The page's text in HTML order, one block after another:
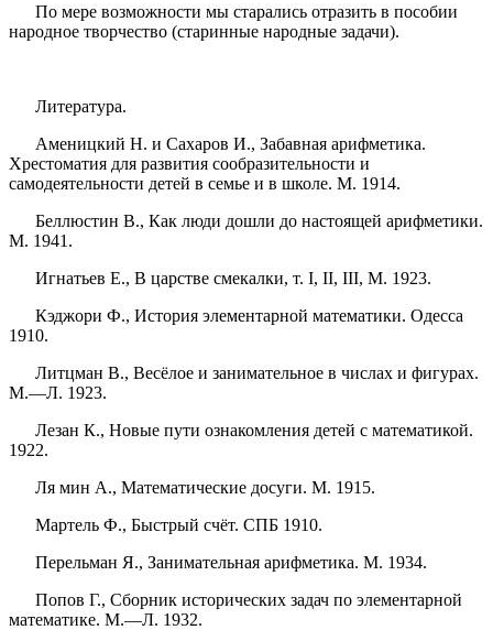
По мере возможности мы старались отразить в пособии
народное творчество (старинные народные задачи).
Литература.
Аменицкий Н. и Сахаров И., Забавная арифметика.
Хрестоматия для развития сообразительности и
самодеятельности детей в семье и в школе. М. 1914.
Беллюстин В., Как люди дошли до настоящей арифметики.
М. 1941.
Игнатьев Е., В царстве смекалки, т. I, II, III, М. 1923.
Кэджори Ф., История элементарной математики. Одесса
1910.
Литцман В., Весёлое и занимательное в числах и фигурах.
М.—Л. 1923.
Лезан К., Новые пути ознакомления детей с математикой.
1922.
Ля мин А., Математические досуги. М. 1915.
Мартель Ф., Быстрый счёт. СПБ 1910.
Перельман Я., Занимательная арифметика. М. 1934.
Попов Г., Сборник исторических задач по элементарной
математике. М.—Л. 1932.